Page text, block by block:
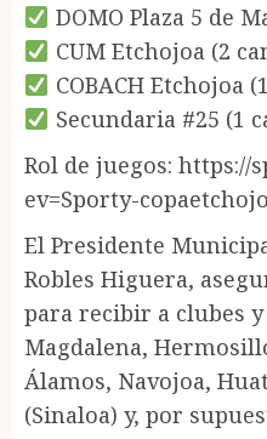
DOMO Plaza 5 de
CUM Etchojoa (2
COBACH Etchojoa
Secundaria #25 (1
Rol de juegos: https://
ev=Sporty-
El Presidente
Robles Higuera,
para recibir a clubes y
Magdalena,
Álamos, Navojoa,
(Sinaloa) y, por